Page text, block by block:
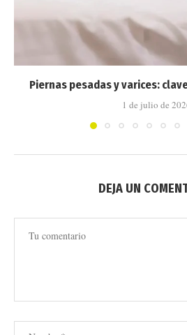
Piernas pesadas y varices:
1 de julio de
DEJA UN